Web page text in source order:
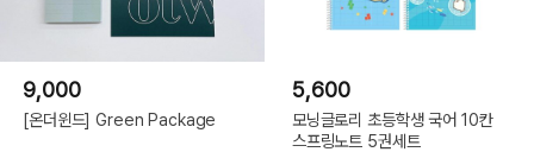
9,000
[온더윈드] Green Package
5,600
모닝글로리 초등학생 국어 10칸
스프링노트 5권세트